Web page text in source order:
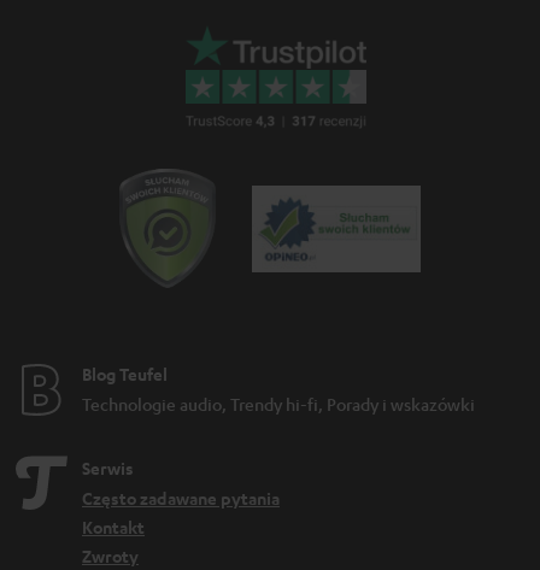
Blog Teufel
Technologie audio, Trendy hi-fi, Porady i wskazówki
Serwis
Często zadawane pytania
Kontakt
Zwroty